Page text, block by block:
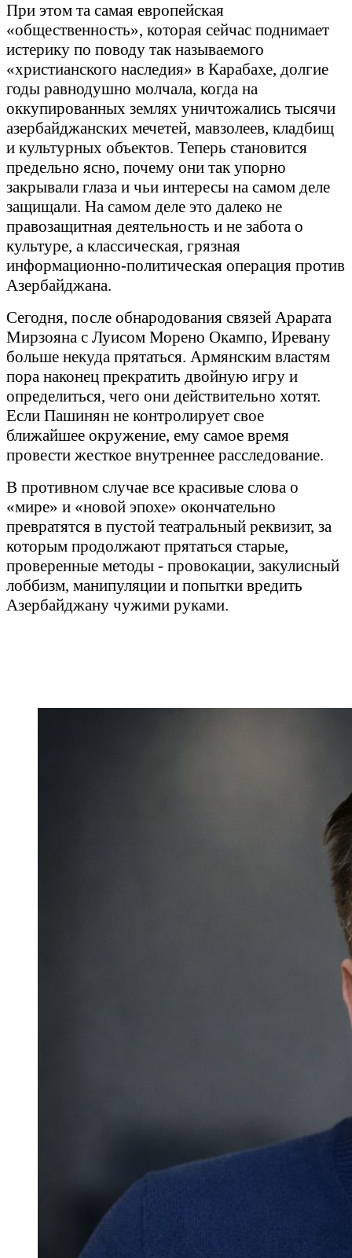
При этом та самая европейская
«общественность», которая сейчас поднимает
истерику по поводу так называемого
«христианского наследия» в Карабахе, долгие
годы равнодушно молчала, когда на
оккупированных землях уничтожались тысячи
азербайджанских мечетей, мавзолеев, кладбищ
и культурных объектов. Теперь становится
предельно ясно, почему они так упорно
закрывали глаза и чьи интересы на самом деле
защищали. На самом деле это далеко не
правозащитная деятельность и не забота о
культуре, а классическая, грязная
информационно-политическая операция против
Азербайджана.
Сегодня, после обнародования связей Арарата
Мирзояна с Луисом Морено Окампо, Иревану
больше некуда прятаться. Армянским властям
пора наконец прекратить двойную игру и
определиться, чего они действительно хотят.
Если Пашинян не контролирует свое
ближайшее окружение, ему самое время
провести жесткое внутреннее расследование.
В противном случае все красивые слова о
«мире» и «новой эпохе» окончательно
превратятся в пустой театральный реквизит, за
которым продолжают прятаться старые,
проверенные методы - провокации, закулисный
лоббизм, манипуляции и попытки вредить
Азербайджану чужими руками.